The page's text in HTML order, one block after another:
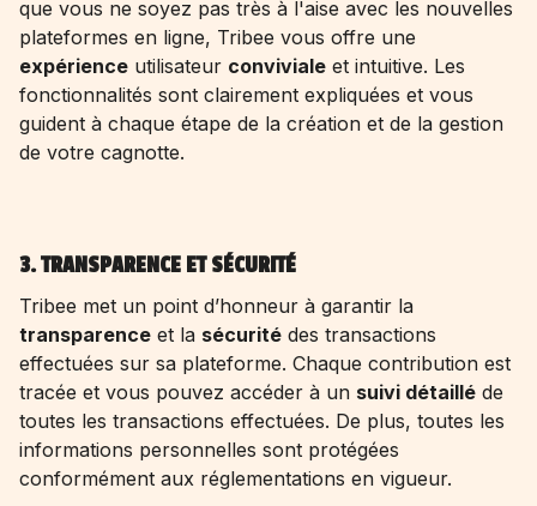
que vous ne soyez pas très à l'aise avec les nouvelles
plateformes en ligne, Tribee vous offre une
expérience utilisateur conviviale et intuitive. Les
fonctionnalités sont clairement expliquées et vous
guident à chaque étape de la création et de la gestion
de votre cagnotte.
3. TRANSPARENCE ET SÉCURITÉ
Tribee met un point d’honneur à garantir la
transparence et la sécurité des transactions
effectuées sur sa plateforme. Chaque contribution est
tracée et vous pouvez accéder à un suivi détaillé de
toutes les transactions effectuées. De plus, toutes les
informations personnelles sont protégées
conformément aux réglementations en vigueur.